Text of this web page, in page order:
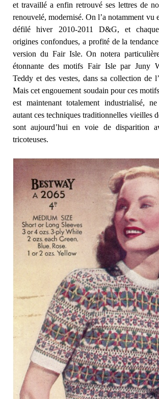
et travaillé a enfin retrouvé ses lettres de
renouvelé, modernisé. On l’a notamment vu
défilé hiver 2010-2011 D&G, et
origines confondues, a profité de la
version du Fair Isle. On notera
étonnante des motifs Fair Isle par Juny
Teddy et des vestes, dans sa collection de
Mais cet engouement soudain pour ces
est maintenant totalement industrialisé,
autant ces techniques traditionnelles vieilles
sont aujourd’hui en voie de disparition
tricoteuses.